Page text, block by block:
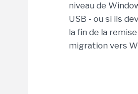
niveau de
USB - ou si ils
la fin de la
migration vers